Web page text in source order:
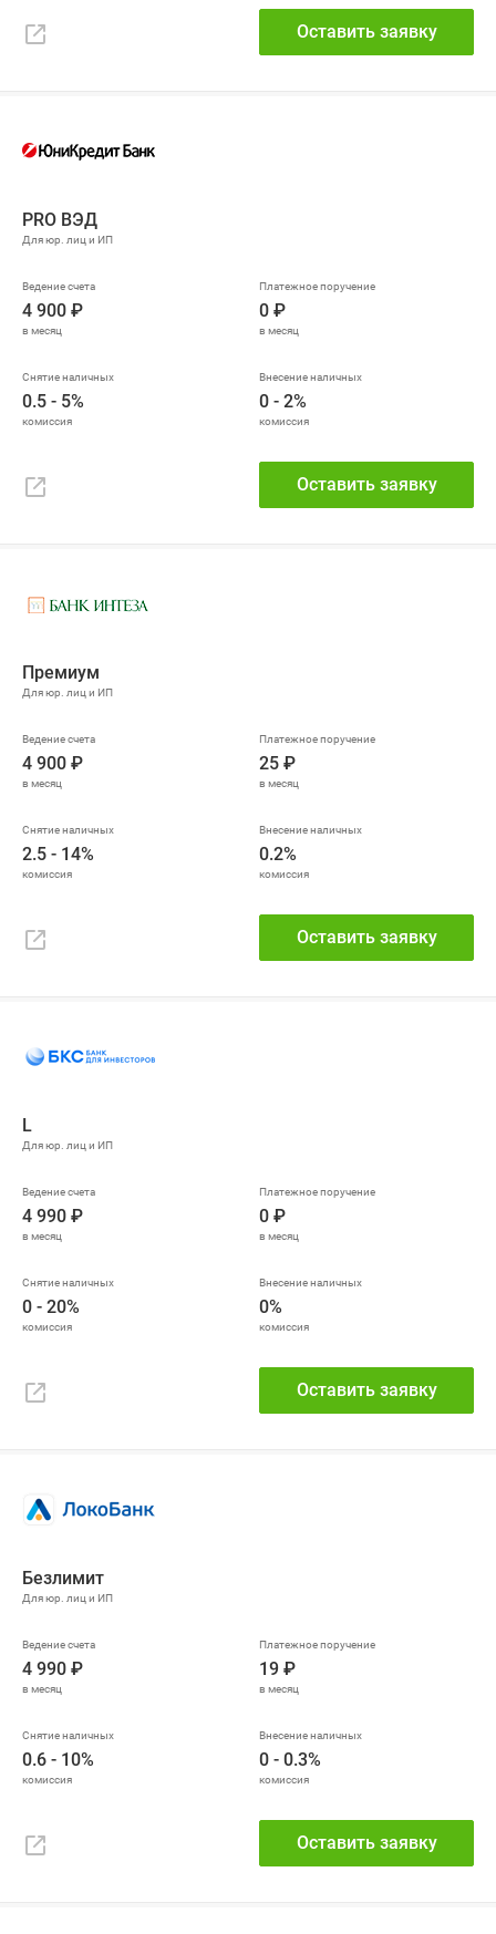
Оставить заявку
PRO ВЭД
4 900 ₽ 0 ₽
0.5 - 5% 0 - 2%
Оставить заявку
Премиум
4 900 ₽ 25 ₽
2.5 - 14% 0.2%
Оставить заявку
L
4 990 ₽ 0 ₽
0 - 20% 0%
Оставить заявку
Безлимит
4 990 ₽ 19 ₽
0.6 - 10% 0 - 0.3%
Оставить заявку